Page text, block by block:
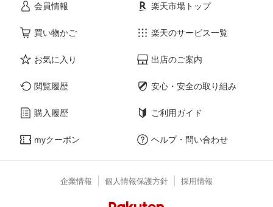
会員情報
買い物かご
お気に入り
閲覧履歴
購入履歴
myクーポン
楽天市場トップ
楽天のサービス一覧
出店のご案内
安心・安全の取り組み
ご利用ガイド
ヘルプ・問い合わせ
企業情報 個人情報保護方針 採用情報